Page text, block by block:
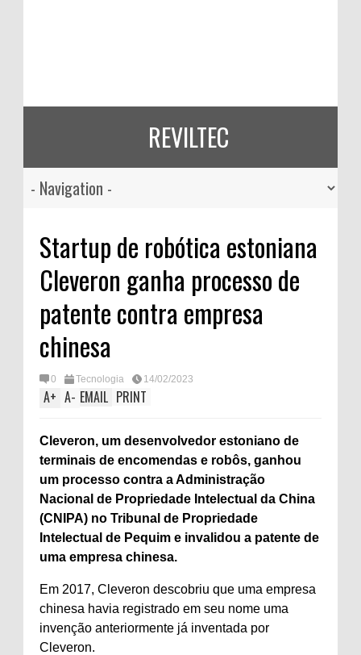
REVILTEC
Startup de robótica estoniana
Cleveron ganha processo de
patente contra empresa
chinesa
0 Tecnologia 14/02/2023
A+ A- EMAIL PRINT
Cleveron, um desenvolvedor estoniano de
terminais de encomendas e robôs, ganhou
um processo contra a Administração
Nacional de Propriedade Intelectual da China
(CNIPA) no Tribunal de Propriedade
Intelectual de Pequim e invalidou a patente de
uma empresa chinesa.
Em 2017, Cleveron descobriu que uma empresa
chinesa havia registrado em seu nome uma
invenção anteriormente já inventada por
Cleveron.